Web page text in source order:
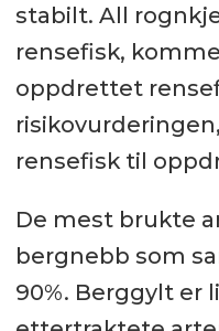
stabilt. All
rensefisk,
oppdrettet
rensefisk til
De mest brukte
bergnebb som
90%. Berggylt er